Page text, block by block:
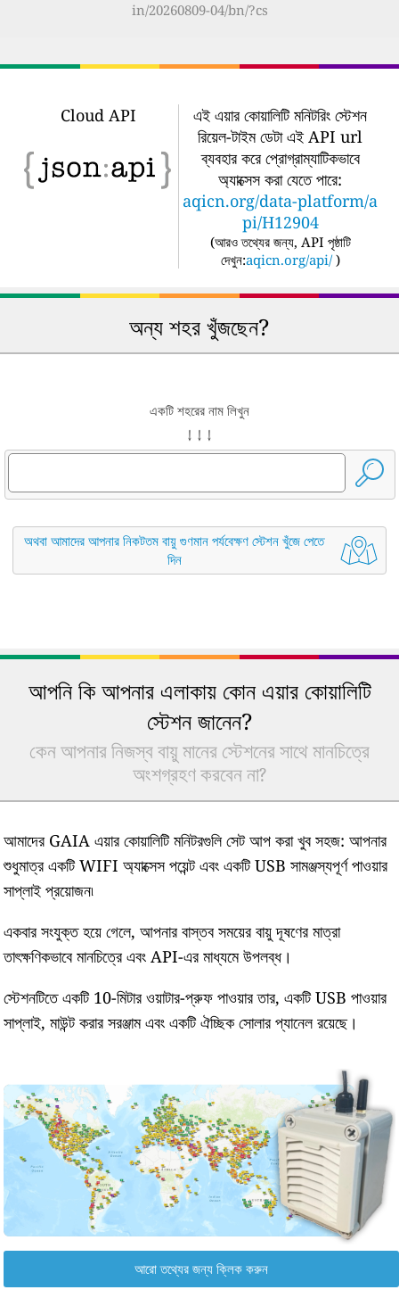
in/20260809-04/bn/?cs
Cloud API
এই এয়ার কোয়ালিটি মনিটরিং স্টেশন
রিয়েল-টাইম ডেটা এই API url
ব্যবহার করে প্রোগ্রাম্যাটিকভাবে
অ্যাক্সেস করা যেতে পারে:
aqicn.org/data-platform/a
pi/H12904
(আরও তথ্যের জন্য, API পৃষ্ঠাটি
দেখুন:aqicn.org/api/ )
অন্য শহর খুঁজছেন?
একটি শহরের নাম লিখুন
↓ ↓ ↓
অথবা আমাদের আপনার নিকটতম বায়ু গুণমান পর্যবেক্ষণ স্টেশন খুঁজে পেতে
দিন
আপনি কি আপনার এলাকায় কোন এয়ার কোয়ালিটি
স্টেশন জানেন?
কেন আপনার নিজস্ব বায়ু মানের স্টেশনের সাথে মানচিত্রে
অংশগ্রহণ করবেন না?
আমাদের GAIA এয়ার কোয়ালিটি মনিটরগুলি সেট আপ করা খুব সহজ: আপনার
শুধুমাত্র একটি WIFI অ্যাক্সেস পয়েন্ট এবং একটি USB সামঞ্জস্যপূর্ণ পাওয়ার
সাপ্লাই প্রয়োজন৷
একবার সংযুক্ত হয়ে গেলে, আপনার বাস্তব সময়ের বায়ু দূষণের মাত্রা
তাৎক্ষণিকভাবে মানচিত্রে এবং API-এর মাধ্যমে উপলব্ধ।
স্টেশনটিতে একটি 10-মিটার ওয়াটার-প্রুফ পাওয়ার তার, একটি USB পাওয়ার
সাপ্লাই, মাউন্ট করার সরঞ্জাম এবং একটি ঐচ্ছিক সোলার প্যানেল রয়েছে।
আরো তথ্যের জন্য ক্লিক করুন